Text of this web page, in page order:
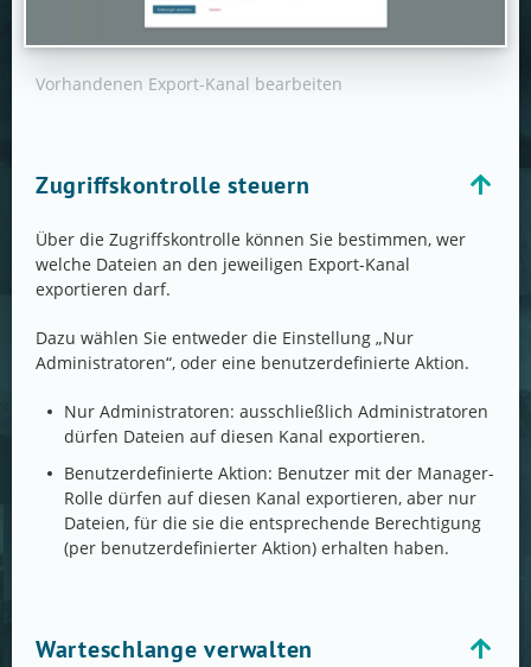
Vorhandenen Export-Kanal bearbeiten
Zugriffskontrolle steuern
Über die Zugriffskontrolle können Sie bestimmen, wer
welche Dateien an den jeweiligen Export-Kanal
exportieren darf.
Dazu wählen Sie entweder die Einstellung „Nur
Administratoren“, oder eine benutzerdefinierte Aktion.
Nur Administratoren: ausschließlich Administratoren
dürfen Dateien auf diesen Kanal exportieren.
Benutzerdefinierte Aktion: Benutzer mit der Manager-
Rolle dürfen auf diesen Kanal exportieren, aber nur
Dateien, für die sie die entsprechende Berechtigung
(per benutzerdefinierter Aktion) erhalten haben.
Warteschlange verwalten